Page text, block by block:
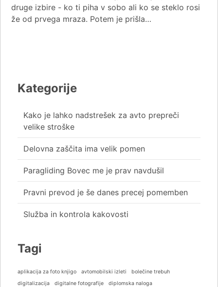
druge izbire - ko ti piha v sobo ali ko se steklo rosi
že od prvega mraza. Potem je prišla…
Kategorije
Kako je lahko nadstrešek za avto prepreči
velike stroške
Delovna zaščita ima velik pomen
Paragliding Bovec me je prav navdušil
Pravni prevod je še danes precej pomemben
Služba in kontrola kakovosti
Tagi
aplikacija za foto knjigo avtomobilski izleti
bolečine trebuh
digitalizacija
digitalne fotografije diplomska naloga